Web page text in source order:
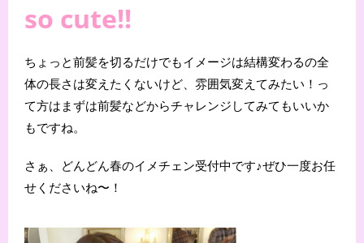
so cute!!
ちょっと前髪を切るだけでもイメージは結構変わるの全
体の長さは変えたくないけど、雰囲気変えてみたい！っ
て方はまずは前髪などからチャレンジしてみてもいいか
もですね。
さぁ、どんどん春のイメチェン受付中です♪ぜひ一度お任
せくださいね〜！